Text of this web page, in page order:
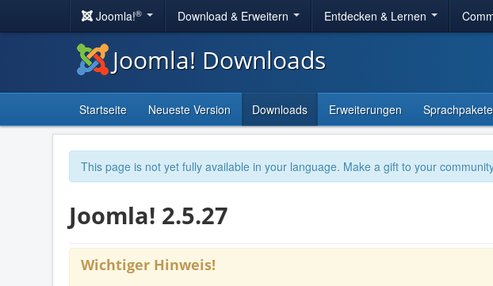
Joomla!® Download & Erweitern Entdecken & Lernen
Joomla! Downloads
Startseite Neueste Version Downloads Erweiterungen Sprachpakete
This page is not yet fully available in your language. Make a gift to your
Joomla! 2.5.27
Wichtiger Hinweis!